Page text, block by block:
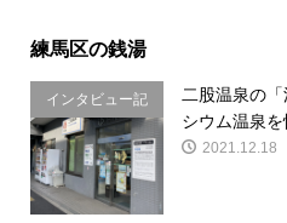
練馬区の銭湯
インタビュー記
事
二股温泉の
シウム温泉を
2021.12.18